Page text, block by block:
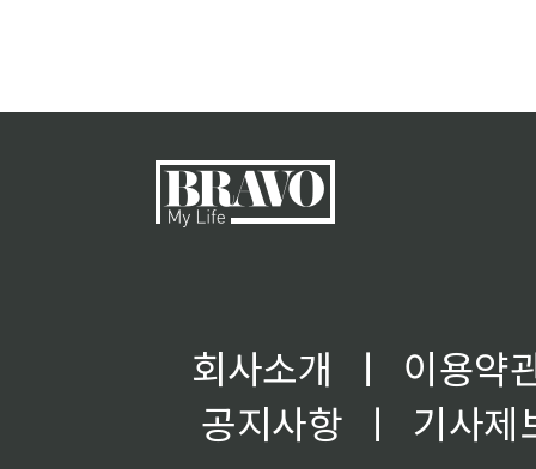
회사소개 ㅣ
이용약
공지사항
ㅣ
기사제